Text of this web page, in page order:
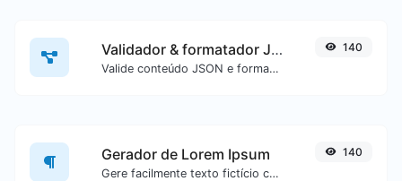
Validador & formatador JSON
Valide conteúdo JSON e formate-o de forma legível.
140
Gerador de Lorem Ipsum
Gere facilmente texto fictício com o gerador Lorem Ipsum.
140